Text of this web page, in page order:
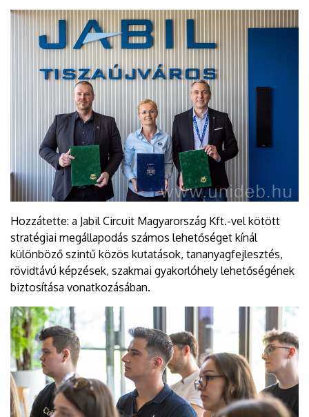
Hozzátette: a Jabil Circuit Magyarország Kft.-vel kötött
stratégiai megállapodás számos lehetőséget kínál
különböző szintű közös kutatások, tananyagfejlesztés,
rövidtávú képzések, szakmai gyakorlóhely lehetőségének
biztosítása vonatkozásában.